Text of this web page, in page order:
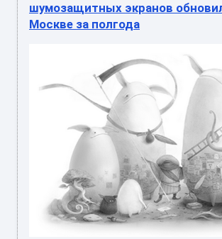
шумозащитных экранов
Москве за полгода